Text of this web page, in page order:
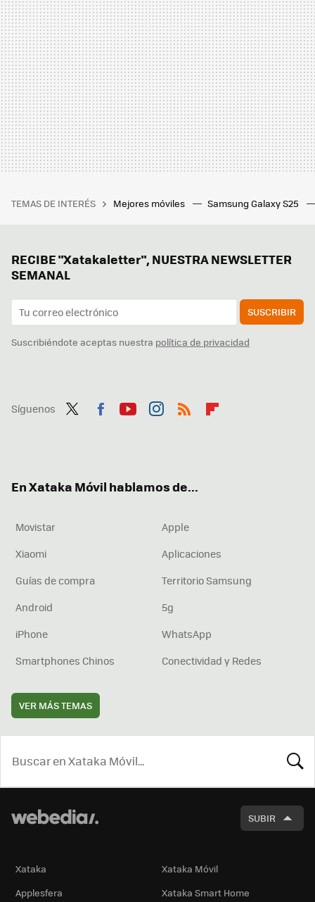
TEMAS DE INTERÉS Mejores móviles Samsung Galaxy S25
RECIBE "Xatakaletter", NUESTRA NEWSLETTER
SEMANAL
SUSCRIBIR
Suscribiéndote aceptas nuestra política de privacidad
Síguenos
En Xataka Móvil hablamos de...
Movistar
Apple
Xiaomi
Aplicaciones
Guías de compra
Territorio Samsung
Android
5g
iPhone
WhatsApp
Smartphones Chinos
Conectividad y Redes
VER MÁS TEMAS
SUBIR
Xataka
Xataka Móvil
Applesfera
Xataka Smart Home